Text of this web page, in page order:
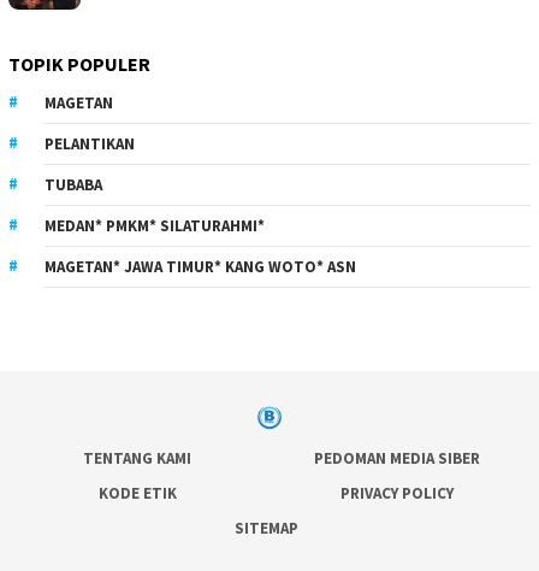
TOPIK POPULER
MAGETAN
PELANTIKAN
TUBABA
MEDAN* PMKM* SILATURAHMI*
MAGETAN* JAWA TIMUR* KANG WOTO* ASN
TENTANG KAMI
PEDOMAN MEDIA SIBER
KODE ETIK
PRIVACY POLICY
SITEMAP